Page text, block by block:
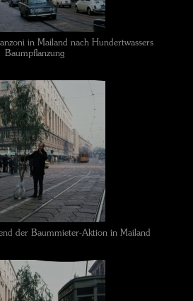
in Mailand nach Hundertwassers
Baumpflanzung
der Baummieter-Aktion in Mailand